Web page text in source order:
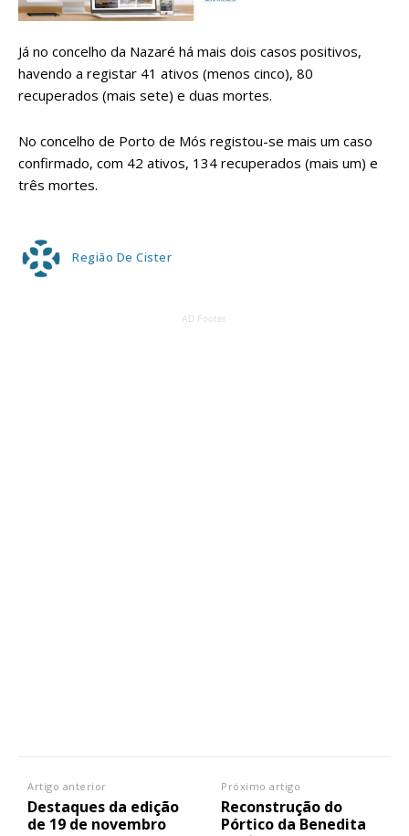
Já no concelho da Nazaré há mais dois casos positivos,
havendo a registar 41 ativos (menos cinco), 80
recuperados (mais sete) e duas mortes.
No concelho de Porto de Mós registou-se mais um caso
confirmado, com 42 ativos, 134 recuperados (mais um) e
três mortes.
Região De Cister
AD Footer
Artigo anterior
Destaques da edição
de 19 de novembro
Próximo artigo
Reconstrução do
Pórtico da Benedita